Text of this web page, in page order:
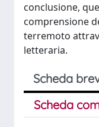
conclusione,
comprensione
terremoto
letteraria.
Scheda
Scheda